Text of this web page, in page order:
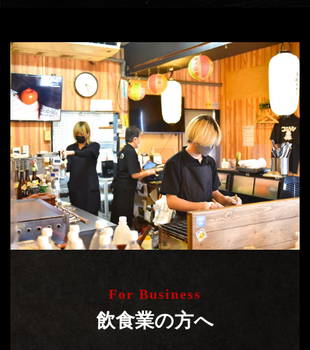
For Business
飲食業の方へ